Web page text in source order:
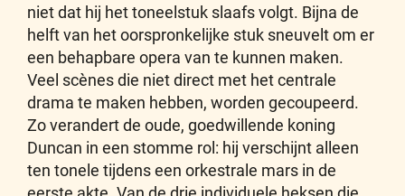
niet dat hij het toneelstuk slaafs volgt. Bijna de
helft van het oorspronkelijke stuk sneuvelt om er
een behapbare opera van te kunnen maken.
Veel scènes die niet direct met het centrale
drama te maken hebben, worden gecoupeerd.
Zo verandert de oude, goedwillende koning
Duncan in een stomme rol: hij verschijnt alleen
ten tonele tijdens een orkestrale mars in de